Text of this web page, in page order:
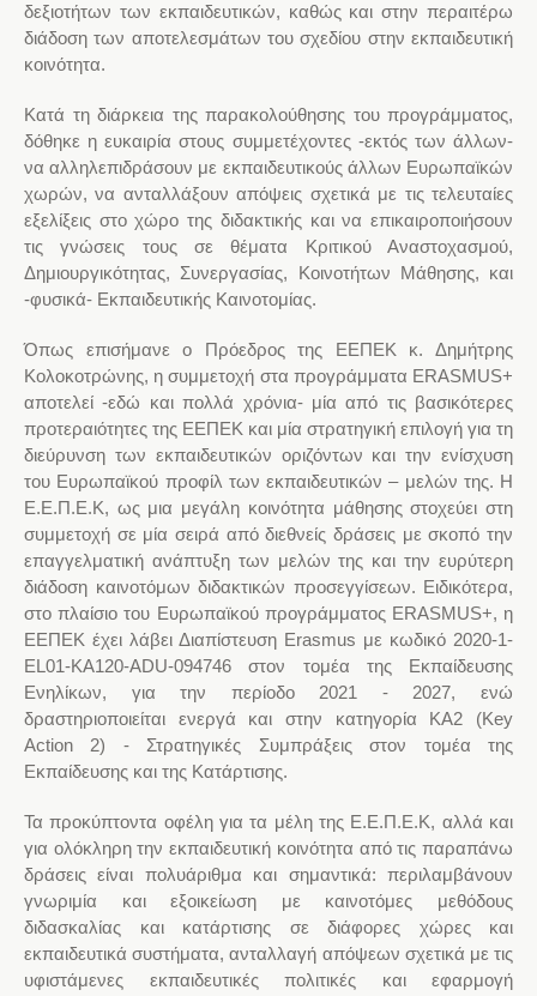
δεξιοτήτων των εκπαιδευτικών, καθώς και στην περαιτέρω
διάδοση των αποτελεσμάτων του σχεδίου στην εκπαιδευτική
κοινότητα.
Κατά τη διάρκεια της παρακολούθησης του προγράμματος,
δόθηκε η ευκαιρία στους συμμετέχοντες -εκτός των άλλων-
να αλληλεπιδράσουν με εκπαιδευτικούς άλλων Ευρωπαϊκών
χωρών, να ανταλλάξουν απόψεις σχετικά με τις τελευταίες
εξελίξεις στο χώρο της διδακτικής και να επικαιροποιήσουν
τις γνώσεις τους σε θέματα Κριτικού Αναστοχασμού,
Δημιουργικότητας, Συνεργασίας, Κοινοτήτων Μάθησης, και
-φυσικά- Εκπαιδευτικής Καινοτομίας.
Όπως επισήμανε ο Πρόεδρος της ΕΕΠΕΚ κ. Δημήτρης
Κολοκοτρώνης, η συμμετοχή στα προγράμματα ERASMUS+
αποτελεί -εδώ και πολλά χρόνια- μία από τις βασικότερες
προτεραιότητες της ΕΕΠΕΚ και μία στρατηγική επιλογή για τη
διεύρυνση των εκπαιδευτικών οριζόντων και την ενίσχυση
του Ευρωπαϊκού προφίλ των εκπαιδευτικών – μελών της. Η
Ε.Ε.Π.Ε.Κ, ως μια μεγάλη κοινότητα μάθησης στοχεύει στη
συμμετοχή σε μία σειρά από διεθνείς δράσεις με σκοπό την
επαγγελματική ανάπτυξη των μελών της και την ευρύτερη
διάδοση καινοτόμων διδακτικών προσεγγίσεων. Ειδικότερα,
στο πλαίσιο του Ευρωπαϊκού προγράμματος ERASMUS+, η
ΕΕΠΕΚ έχει λάβει Διαπίστευση Erasmus με κωδικό 2020-1-
EL01-KA120-ADU-094746 στον τομέα της Εκπαίδευσης
Ενηλίκων, για την περίοδο 2021 - 2027, ενώ
δραστηριοποιείται ενεργά και στην κατηγορία ΚΑ2 (Key
Action 2) - Στρατηγικές Συμπράξεις στον τομέα της
Εκπαίδευσης και της Κατάρτισης.
Τα προκύπτοντα οφέλη για τα μέλη της Ε.Ε.Π.Ε.Κ, αλλά και
για ολόκληρη την εκπαιδευτική κοινότητα από τις παραπάνω
δράσεις είναι πολυάριθμα και σημαντικά: περιλαμβάνουν
γνωριμία και εξοικείωση με καινοτόμες μεθόδους
διδασκαλίας και κατάρτισης σε διάφορες χώρες και
εκπαιδευτικά συστήματα, ανταλλαγή απόψεων σχετικά με τις
υφιστάμενες εκπαιδευτικές πολιτικές και εφαρμογή